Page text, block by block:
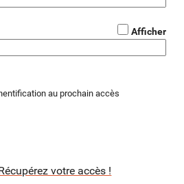
Afficher
au prochain accès
votre accès !